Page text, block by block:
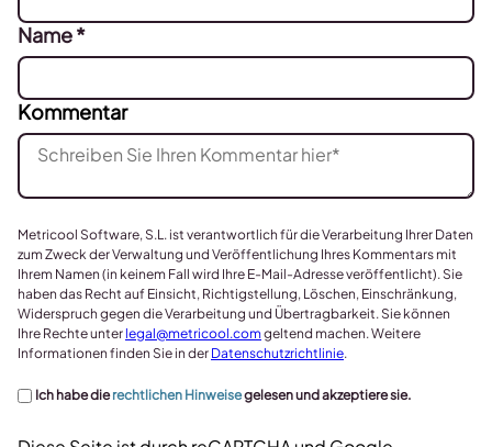
Name*
Kommentar
Metricool Software, S.L. ist verantwortlich für die Verarbeitung Ihrer Daten
zum Zweck der Verwaltung und Veröffentlichung Ihres Kommentars mit
Ihrem Namen (in keinem Fall wird Ihre E-Mail-Adresse veröffentlicht). Sie
haben das Recht auf Einsicht, Richtigstellung, Löschen, Einschränkung,
Widerspruch gegen die Verarbeitung und Übertragbarkeit. Sie können
Ihre Rechte unter legal@metricool.comgeltend machen. Weitere
Informationen finden Sie in der Datenschutzrichtlinie.
Ich habe dierechtlichen Hinweisegelesen und akzeptiere sie.